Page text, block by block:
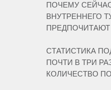
ПОЧЕМУ
ВНУТРЕННЕГО
СТАТИСТИКА
ПОЧТИ В ТРИ
КОЛИЧЕСТВО